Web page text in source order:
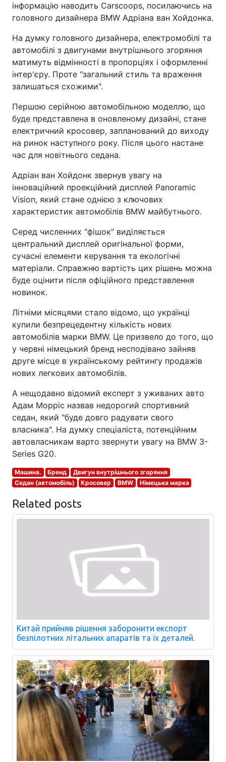
інформацію наводить Carscoops, посилаючись на
головного дизайнера BMW Адріана ван Хойдонка.
На думку головного дизайнера, електромобілі та
автомобілі з двигунами внутрішнього згоряння
матимуть відмінності в пропорціях і оформленні
інтер'єру. Проте "загальний стиль та враження
залишаться схожими".
Першою серійною автомобільною моделлю, що
буде представлена в оновленому дизайні, стане
електричний кросовер, запланований до виходу
на ринок наступного року. Після цього настане
час для новітнього седана.
Адріан ван Хойдонк звернув увагу на
інноваційний проекційний дисплей Panoramic
Vision, який стане однією з ключових
характеристик автомобілів BMW майбутнього.
Серед численних "фішок" виділяється
центральний дисплей оригінальної форми,
сучасні елементи керування та екологічні
матеріали. Справжню вартість цих рішень можна
буде оцінити після офіційного представлення
новинок.
Літніми місяцями стало відомо, що українці
купили безпрецедентну кількість нових
автомобілів марки BMW. Це призвело до того, що
у червні німецький бренд несподівано зайняв
друге місце в українському рейтингу продажів
нових легкових автомобілів.
А нещодавно відомий експерт з уживаних авто
Адам Морріс назвав недорогий спортивний
седан, який "буде довго радувати свого
власника". На думку спеціаліста, потенційним
автовласникам варто звернути увагу на BMW 3-
Series G20.
Машина. Бренд
Двигун внутрішнього згоряння
Седан (автомобіль)
Кросовер BMW Німецька марка
Related posts
Китай прийняв рішення заборонити експорт
безпілотних літальних апаратів та їх деталей.